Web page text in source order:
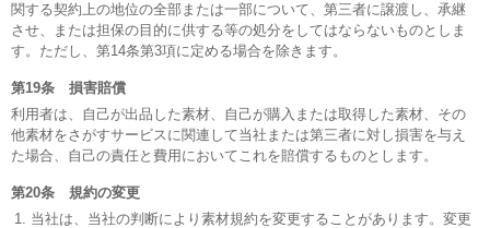
関する契約上の地位の全部または一部について、第三者に譲渡し、承継
させ、または担保の目的に供する等の処分をしてはならないものとしま
す。ただし、第14条第3項に定める場合を除きます。
第19条 損害賠償
利用者は、自己が出品した素材、自己が購入または取得した素材、その
他素材をさがすサービスに関連して当社または第三者に対し損害を与え
た場合、自己の責任と費用においてこれを賠償するものとします。
第20条 規約の変更
当社は、当社の判断により素材規約を変更することがあります。変更